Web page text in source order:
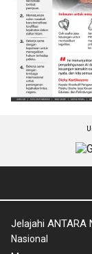
Jelajahi ANTARA
Nasional